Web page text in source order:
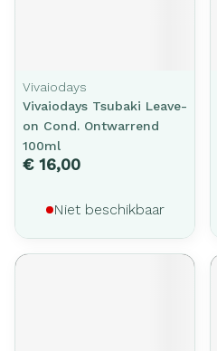
Vivaiodays
Vivaiodays Tsubaki Leave-
on Cond. Ontwarrend
100ml
€ 16,00
Niet beschikbaar